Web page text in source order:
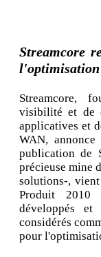
Streamcore
l'optimisation
Streamcore,
visibilité et de
applicatives et
WAN,
publication de
précieuse mine
solutions-,
Produit 2010
développés et
considérés
pour